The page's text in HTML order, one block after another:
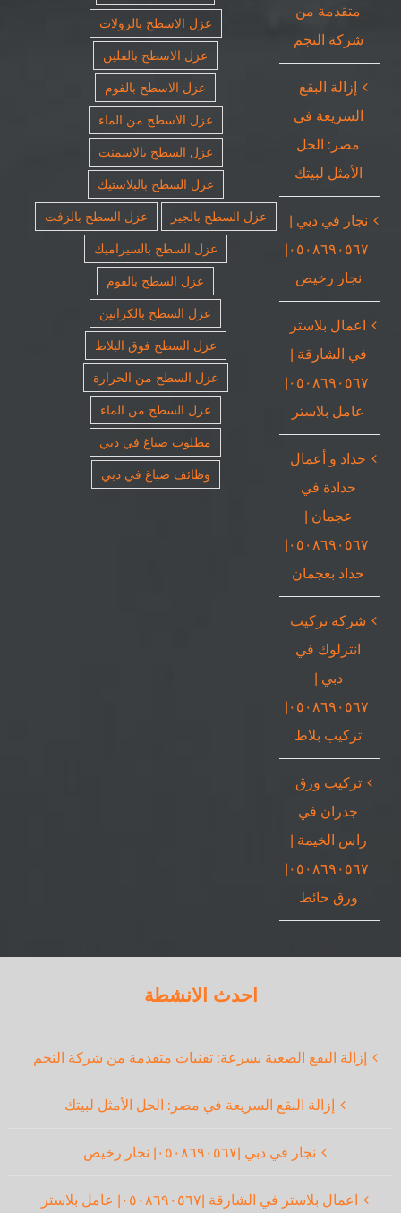
متقدمة من
شركة النجم
إزالة البقع
السريعة في
مصر: الحل
الأمثل لبيتك
نجار في دبي |
٠٥٠٨٦٩٠٥٦٧|
نجار رخيص
اعمال بلاستر
في الشارقة |
٠٥٠٨٦٩٠٥٦٧|
عامل بلاستر
حداد و أعمال
حدادة في
عجمان |
٠٥٠٨٦٩٠٥٦٧|
حداد بعجمان
شركة تركيب
انترلوك في
دبي |
٠٥٠٨٦٩٠٥٦٧|
تركيب بلاط
تركيب ورق
جدران في
راس الخيمة |
٠٥٠٨٦٩٠٥٦٧|
ورق حائط
عزل الاسطح بالرولات
عزل الاسطح بالفلين
عزل الاسطح بالفوم
عزل الاسطح من الماء
عزل السطح بالاسمنت
عزل السطح بالبلاستيك
عزل السطح بالجير
عزل السطح بالزفت
عزل السطح بالسيراميك
عزل السطح بالفوم
عزل السطح بالكراتين
عزل السطح فوق البلاط
عزل السطح من الحرارة
عزل السطح من الماء
مطلوب صباغ في دبي
وظائف صباغ في دبي
احدث الانشطة
إزالة البقع الصعبة بسرعة: تقنيات متقدمة من شركة النجم
إزالة البقع السريعة في مصر: الحل الأمثل لبيتك
نجار في دبي |٠٥٠٨٦٩٠٥٦٧| نجار رخيص
اعمال بلاستر في الشارقة |٠٥٠٨٦٩٠٥٦٧| عامل بلاستر